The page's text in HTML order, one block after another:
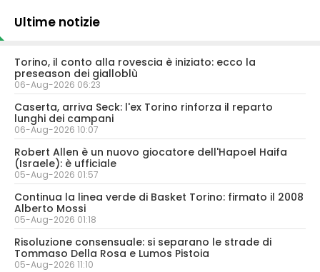
Ultime notizie
Torino, il conto alla rovescia è iniziato: ecco la
preseason dei gialloblù
06-Aug-2026 06:23
Caserta, arriva Seck: l'ex Torino rinforza il reparto
lunghi dei campani
06-Aug-2026 10:07
Robert Allen è un nuovo giocatore dell'Hapoel Haifa
(Israele): è ufficiale
05-Aug-2026 01:57
Continua la linea verde di Basket Torino: firmato il 2008
Alberto Mossi
05-Aug-2026 01:18
Risoluzione consensuale: si separano le strade di
Tommaso Della Rosa e Lumos Pistoia
05-Aug-2026 11:10